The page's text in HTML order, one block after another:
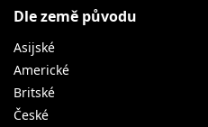
Dle země původu
Asijské
Americké
Britské
České